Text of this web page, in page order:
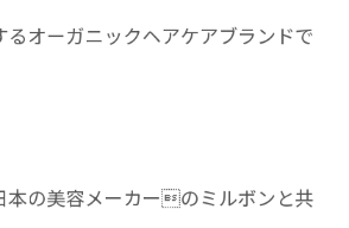
オーガニックヘアケアブランドで
本の美容メーカーのミルボンと共